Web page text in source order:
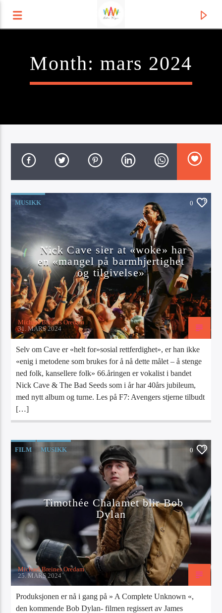
Radio Tango
Current track
Title
Radio Tango
Month: mars 2024
MUSIKK 0
Nick Cave sier at «woke» har
en «mangel på barmhjertighet
og tilgivelse»
Michael Breines Oredam
31. MARS 2024
Selv om Cave er «helt for»sosial rettferdighet», er han ikke
«enig i metodene som brukes for å nå dette målet – å stenge
ned folk, kansellere folk» 66.åringen er vokalist i bandet
Nick Cave & The Bad Seeds som i år har 40års jubileum,
med nytt album og turne. Les på F7: Avengers stjerne tilbudt
[…]
FILM MUSIKK 0
Timothée Chalamet blir Bob
Dylan
Michael Breines Oredam
25. MARS 2024
Produksjonen er nå i gang på » A Complete Unknown «,
den kommende Bob Dylan- filmen regissert av James